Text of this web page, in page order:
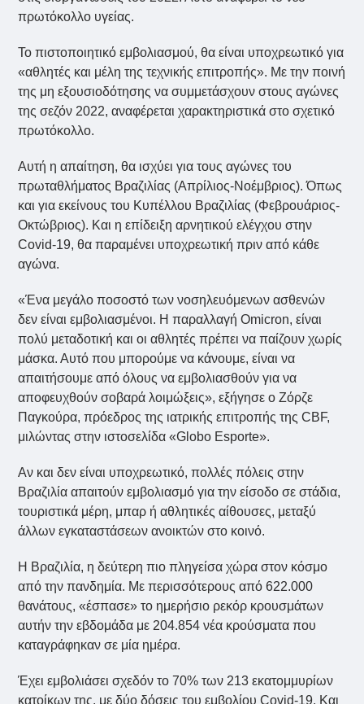
πρωτόκολλο υγείας.
Το πιστοποιητικό εμβολιασμού, θα είναι υποχρεωτικό για
«αθλητές και μέλη της τεχνικής επιτροπής». Με την ποινή
της μη εξουσιοδότησης να συμμετάσχουν στους αγώνες
της σεζόν 2022, αναφέρεται χαρακτηριστικά στο σχετικό
πρωτόκολλο.
Αυτή η απαίτηση, θα ισχύει για τους αγώνες του
πρωταθλήματος Βραζιλίας (Απρίλιος-Νοέμβριος). Όπως
και για εκείνους του Κυπέλλου Βραζιλίας (Φεβρουάριος-
Οκτώβριος). Και η επίδειξη αρνητικού ελέγχου στην
Covid-19, θα παραμένει υποχρεωτική πριν από κάθε
αγώνα.
«Ένα μεγάλο ποσοστό των νοσηλευόμενων ασθενών
δεν είναι εμβολιασμένοι. Η παραλλαγή Omicron, είναι
πολύ μεταδοτική και οι αθλητές πρέπει να παίζουν χωρίς
μάσκα. Αυτό που μπορούμε να κάνουμε, είναι να
απαιτήσουμε από όλους να εμβολιασθούν για να
αποφευχθούν σοβαρά λοιμώξεις», εξήγησε ο Ζόρζε
Παγκούρα, πρόεδρος της ιατρικής επιτροπής της CBF,
μιλώντας στην ιστοσελίδα «Globo Esporte».
Αν και δεν είναι υποχρεωτικό, πολλές πόλεις στην
Βραζιλία απαιτούν εμβολιασμό για την είσοδο σε στάδια,
τουριστικά μέρη, μπαρ ή αθλητικές αίθουσες, μεταξύ
άλλων εγκαταστάσεων ανοικτών στο κοινό.
Η Βραζιλία, η δεύτερη πιο πληγείσα χώρα στον κόσμο
από την πανδημία. Με περισσότερους από 622.000
θανάτους, «έσπασε» το ημερήσιο ρεκόρ κρουσμάτων
αυτήν την εβδομάδα με 204.854 νέα κρούσματα που
καταγράφηκαν σε μία ημέρα.
Έχει εμβολιάσει σχεδόν το 70% των 213 εκατομμυρίων
κατοίκων της, με δύο δόσεις του εμβολίου Covid-19. Και